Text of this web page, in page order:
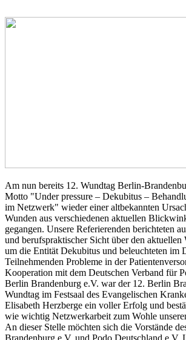
Am nun bereits 12. Wundtag Berlin-
Motto "Under pressure – Dekubitus –
im Netzwerk" wieder einer altbekannten
Wunden aus verschiedenen aktuellen
gegangen. Unsere Referierenden berichteten
und berufspraktischer Sicht über den aktuellen
um die Entität Dekubitus und beleuchteten im
Teilnehmenden Probleme in der
Kooperation mit dem Deutschen Verband für
Berlin Brandenburg e.V. war der 12. Berlin
Wundtag im Festsaal des Evangelischen
Elisabeth Herzberge ein voller Erfolg und
wie wichtig Netzwerkarbeit zum Wohle
An dieser Stelle möchten sich die Vorstände